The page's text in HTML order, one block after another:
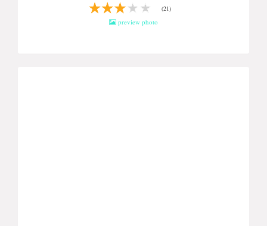
(21)
preview photo